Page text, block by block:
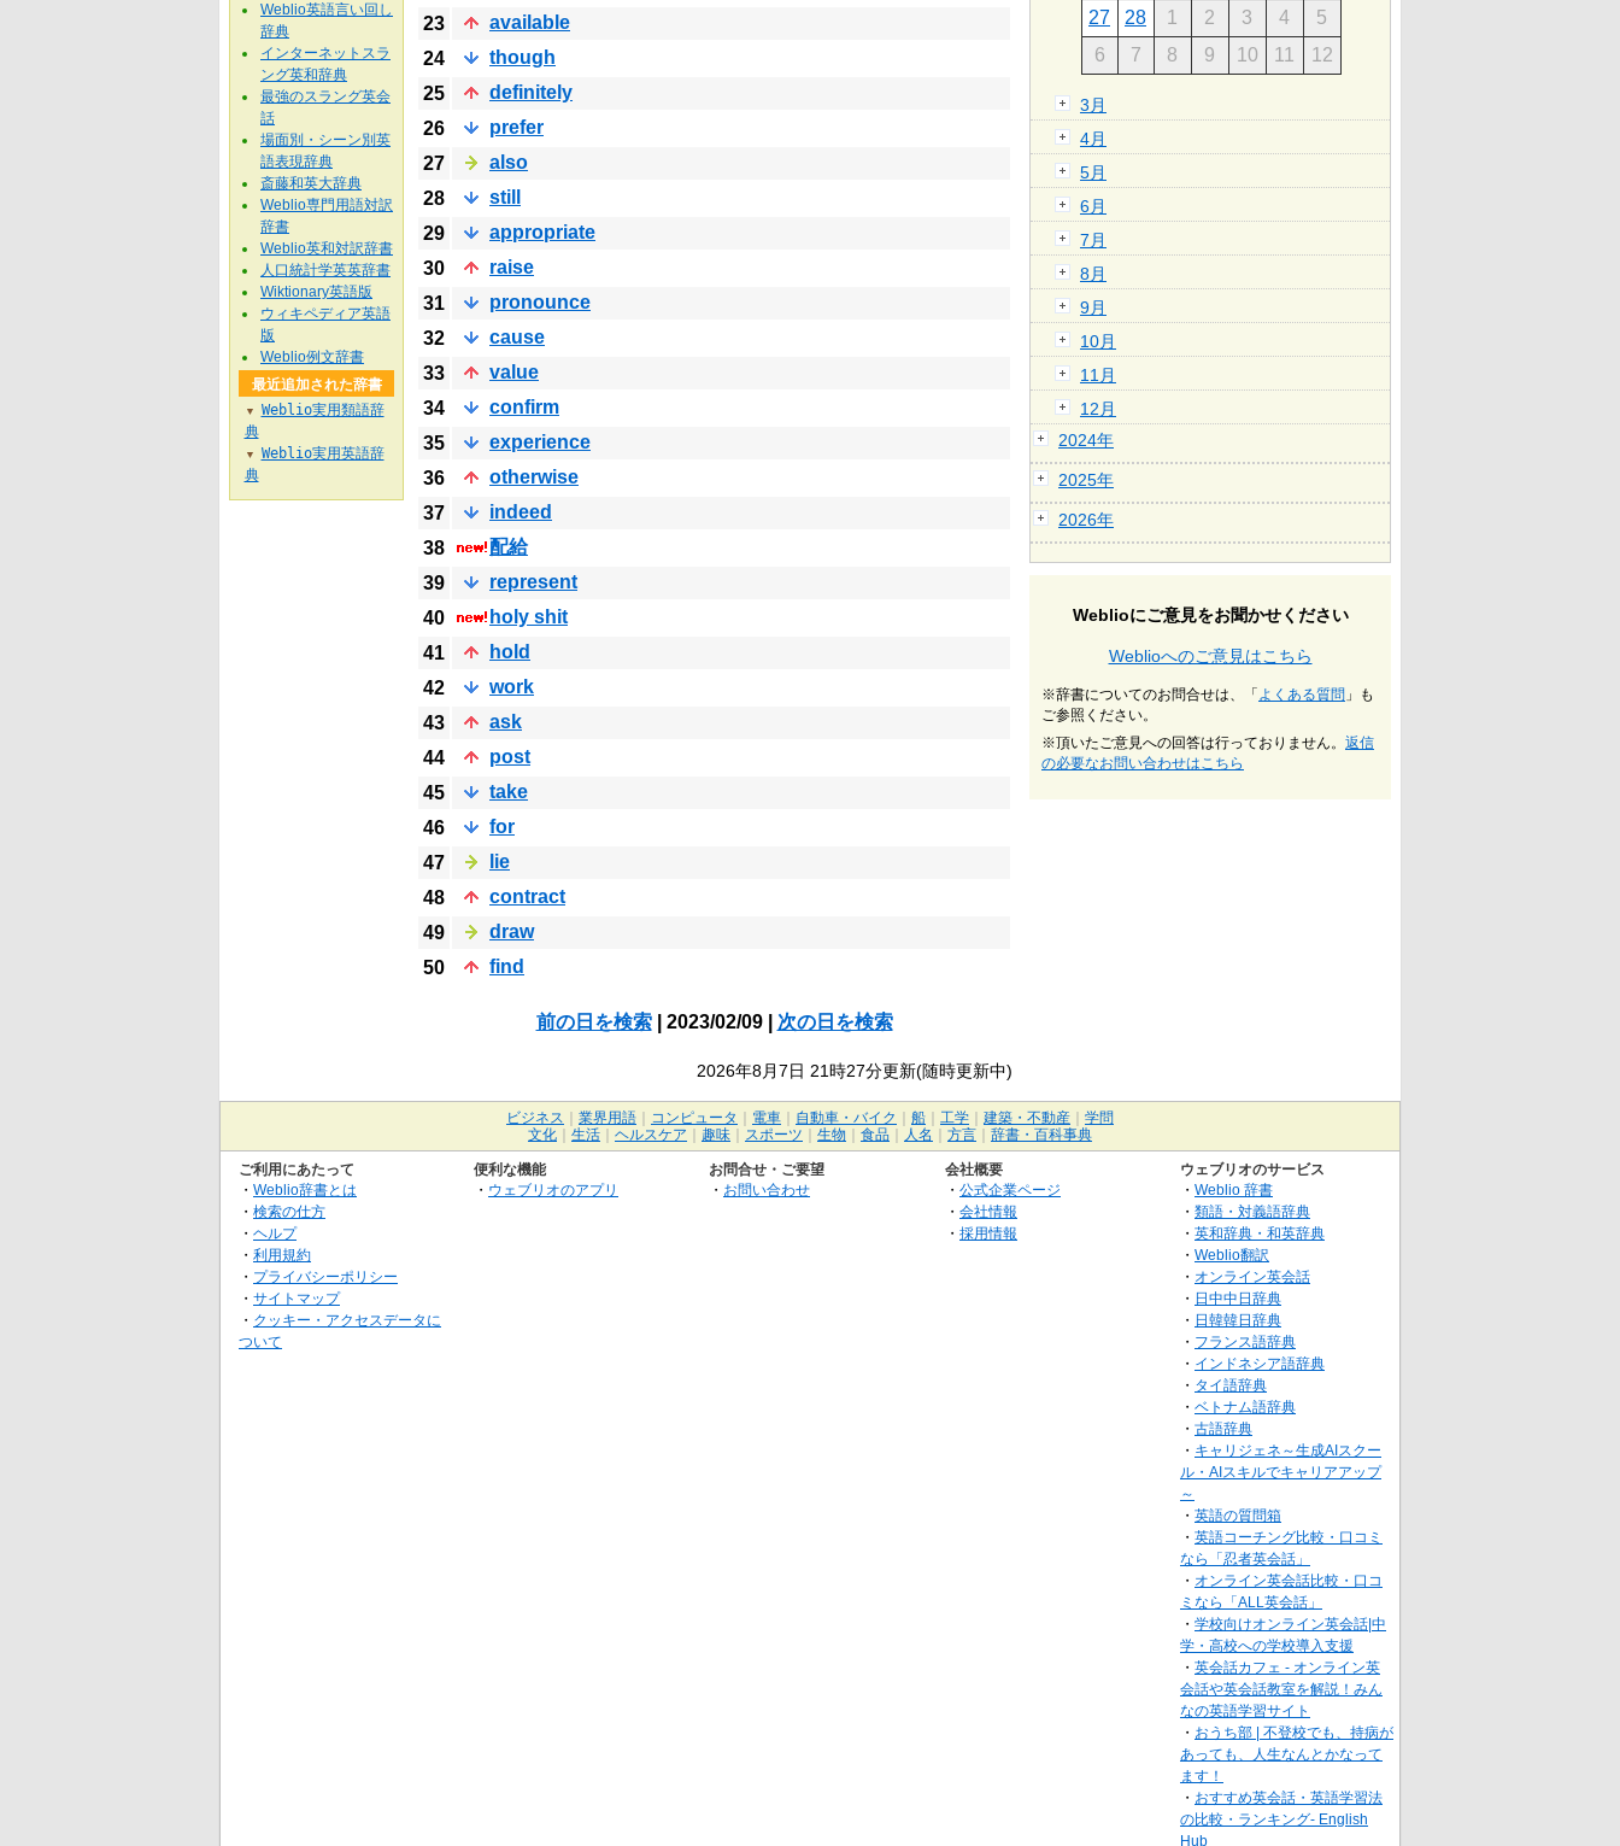
23
available
24
though
25
definitely
26
prefer
27
also
28
still
29
appropriate
30
raise
31
pronounce
32
cause
33
value
34
confirm
35
experience
36
otherwise
37
indeed
38
配給
39
represent
40
holy shit
41
hold
42
work
43
ask
44
post
45
take
46
for
47
lie
48
contract
49
draw
50
find
前の日を検索| 2023/02/09 | 次の日を検索
2026年8月7日 21時27分更新(随時更新中)
Weblio英語言い回し
辞典
インターネットスラ
ング英和辞典
最強のスラング英会
話
場面別・シーン別英
語表現辞典
斎藤和英大辞典
Weblio専門用語対訳
辞書
Weblio英和対訳辞書
人口統計学英英辞書
Wiktionary英語版
ウィキペディア英語
版
Weblio例文辞書
最近追加された辞書
▼
Weblio実用類語辞
典
▼
Weblio実用英語辞
典
27
28 1 2 3 4
5
6
7 8 9 10 11 12
3月
4月
5月
6月
7月
8月
9月
10月
11月
12月
2024年
2025年
2026年
Weblioにご意見をお聞かせください
Weblioへのご意見はこちら
※辞書についてのお問合せは、「 よくある質問 」も
ご参照ください。
※頂いたご意見への回答は行っておりません。 返信
の必要なお問い合わせはこちら
ビジネス 業界用語 コンピュータ 電車 自動車・バイク 船 工学 建築・不動産
学問
文化
生活 ヘルスケア 趣味 スポーツ 生物 食品 人名 方言 辞書・百科事典
ご利用にあたって
・ Weblio辞書とは
・ 検索の仕方
・ ヘルプ
・ 利用規約
・ プライバシーポリシー
・ サイトマップ
・ クッキー・アクセスデータに
ついて
便利な機能
・ ウェブリオのアプリ
お問合せ・ご要望
・ お問い合わせ
会社概要
・ 公式企業ページ
・ 会社情報
・ 採用情報
ウェブリオのサービス
・ Weblio 辞書
・ 類語・対義語辞典
・ 英和辞典・和英辞典
・ Weblio翻訳
・ オンライン英会話
・ 日中中日辞典
・ 日韓韓日辞典
・ フランス語辞典
・ インドネシア語辞典
・ タイ語辞典
・ ベトナム語辞典
・ 古語辞典
・ キャリジェネ～生成AIスクー
ル・AIスキルでキャリアアップ
～
・ 英語の質問箱
・ 英語コーチング比較・口コミ
なら「忍者英会話」
・ オンライン英会話比較・口コ
ミなら「ALL英会話」
・ 学校向けオンライン英会話|中
学・高校への学校導入支援
・ 英会話カフェ - オンライン英
会話や英会話教室を解説！みん
なの英語学習サイト
・ おうち部 | 不登校でも、持病が
あっても、人生なんとかなって
ます！
・ おすすめ英会話・英語学習法
の比較・ランキング- English
Hub